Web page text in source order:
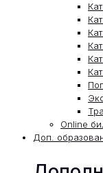
Online
Доп.